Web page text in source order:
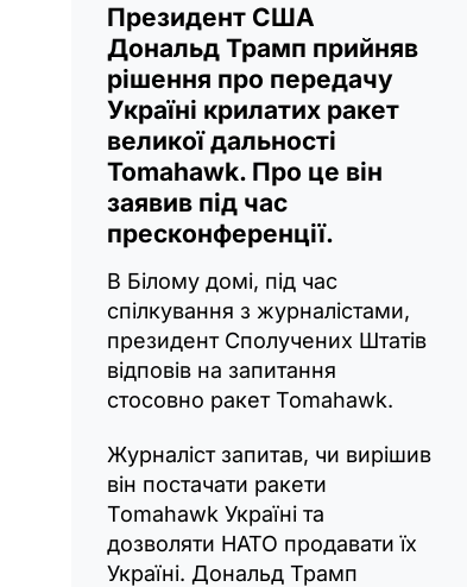
Президент США
Дональд Трамп прийняв
рішення про передачу
Україні крилатих ракет
великої дальності
Tomahawk. Про це він
заявив під час
пресконференції.
В Білому домі, під час
спілкування з журналістами,
президент Сполучених Штатів
відповів на запитання
стосовно ракет Tomahawk.
Журналіст запитав, чи вирішив
він постачати ракети
Tomahawk Україні та
дозволяти НАТО продавати їх
Україні. Дональд Трамп